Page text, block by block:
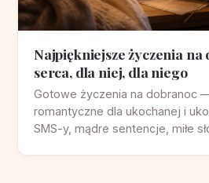
Najpiękniejsze życzenia
serca, dla niej, dla niego
Gotowe życzenia na dobranoc
romantyczne dla ukochanej i
SMS-y, mądre sentencje, miłe